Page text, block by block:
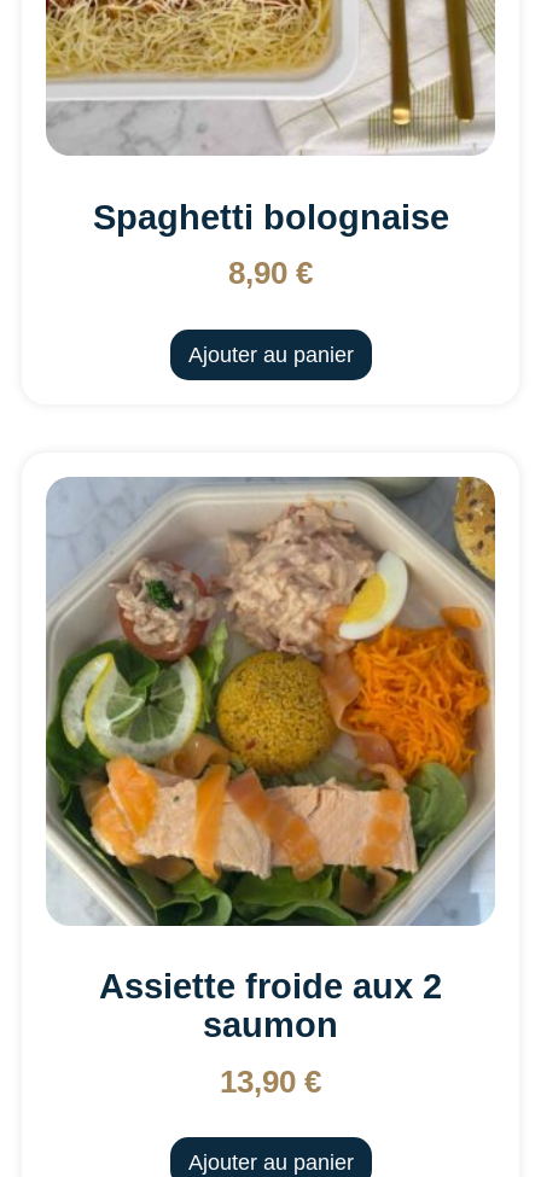
Spaghetti bolognaise
8,90 €
Ajouter au panier
Assiette froide aux 2
saumon
13,90 €
Ajouter au panier